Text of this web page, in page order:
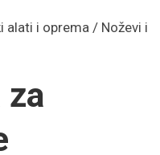
alati i oprema/ Noževi i